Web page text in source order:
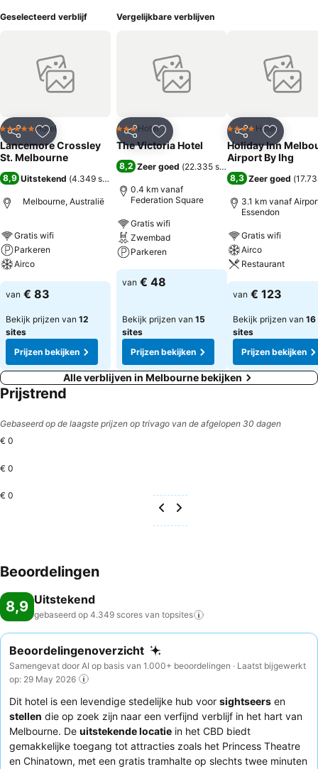
Geselecteerd verblijf
Delen Toevoegen aan favorieten
5 Sterren Hotel
Lancemore Crossley
St. Melbourne
8,9 Uitstekend (4.349 scores
Melbourne, Australië
Gratis wifi
Parkeren
Airco
van € 83
Bekijk prijzen van 12
sites
Prijzen bekijken
Vergelijkbare verblijven
Delen Toevoegen aan favorieten
3 Sterren
Hotel
The Victoria Hotel
8,2 Zeer goed (22.335 scores )
0.4 km vanaf
Federation Square
Gratis wifi
Zwembad
Parkeren
van € 48
Bekijk prijzen van 15
sites
Prijzen bekijken
Delen
4 SterrenHotel
Holiday Inn
Airport By Ihg
8,3 Zeer goed (
3.1 km vanaf
Essendon
Gratis wifi
Airco
Restaurant
van € 123
Bekijk prijzen van 16
sites
Prijzen bekijken
Alle verblijven in Melbourne bekijken
Prijstrend
Gebaseerd op de laagste prijzen op trivago van de afgelopen 30 dagen
€ 0
€ 0
€ 0
Beoordelingen
8,9 Uitstekend
gebaseerd op 4.349 scores van topsites
Beoordelingenoverzicht
Samengevat door AI op basis van 1.000+ beoordelingen · Laatst bijgewerkt
op: 29 May 2026
Dit hotel is een levendige stedelijke hub voor sightseers en
stellen die op zoek zijn naar een verfijnd verblijf in het hart van
Melbourne. De uitstekende locatie in het CBD biedt
gemakkelijke toegang tot attracties zoals het Princess Theatre
en Chinatown, met een gratis tramhalte op slechts twee minuten